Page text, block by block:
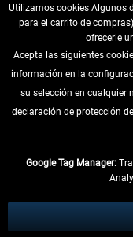
DESISTIR DEL
INFORMACIÓN
tasas de
** De aplicación a envíos
Utilizamos cookies Algunos
para el carrito de
ofrecerle
Acepta las siguientes
información en la
su selección en cualquier
declaración de protección
Google Tag Manager: